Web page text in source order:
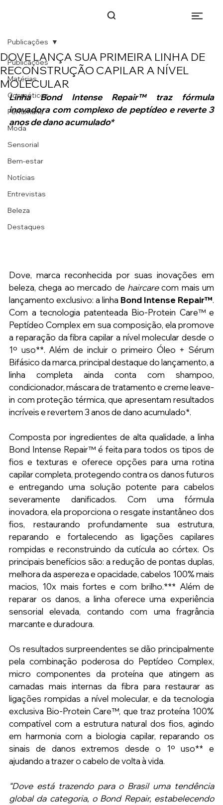
Publicações
Matérias
Cosméticos
Perfumaria
Moda
Sensorial
Bem-estar
Notícias
Entrevistas
Beleza
Destaques
Publicações
DOVE LANÇA SUA PRIMEIRA LINHA DE
RECONSTRUÇÃO CAPILAR A NÍVEL
MOLECULAR
Linha Bond Intense Repair™ traz fórmula
inovadora com complexo de peptídeo e reverte 3
anos de dano acumulado*
Dove, marca reconhecida por suas inovações em
beleza, chega ao mercado de haircare com mais um
lançamento exclusivo: a linha Bond Intense Repair™.
Com a tecnologia patenteada Bio-Protein Care™ e
Peptídeo Complex em sua composição, ela promove
a reparação da fibra capilar a nível molecular desde o
1º uso**. Além de incluir o primeiro Óleo + Sérum
Bifásico da marca, principal destaque do lançamento, a
linha completa ainda conta com shampoo,
condicionador, máscara de tratamento e creme leave-
in com proteção térmica, que apresentam resultados
incríveis e revertem 3 anos de dano acumulado*.
Composta por ingredientes de alta qualidade, a linha
Bond Intense Repair™ é feita para todos os tipos de
fios e texturas e oferece opções para uma rotina
capilar completa, protegendo contra os danos futuros
e entregando uma solução potente para cabelos
severamente danificados. Com uma fórmula
inovadora, ela proporciona o resgate instantâneo dos
fios, restaurando profundamente sua estrutura,
reparando e fortalecendo as ligações capilares
rompidas e reconstruindo da cutícula ao córtex. Os
principais benefícios são: a redução de pontas duplas,
melhora da aspereza e opacidade, cabelos 100% mais
macios, 10x mais fortes e com brilho.*** Além de
reparar os danos, a linha oferece uma experiência
sensorial elevada, contando com uma fragrância
marcante e duradoura.
Os resultados surpreendentes se dão principalmente
pela combinação poderosa do Peptídeo Complex,
micro componentes da proteína que atingem as
camadas mais internas da fibra para restaurar as
ligações rompidas a nível molecular, e da tecnologia
exclusiva Bio-Protein Care™, que traz proteína 100%
compatível com a estrutura natural dos fios, agindo
em harmonia com a biologia capilar, reparando os
sinais de danos extremos desde o 1º uso** e
ajudando a trazer o cabelo de volta à vida.
“Dove está trazendo para o Brasil uma tendência
global da categoria, o Bond Repair, estabelecendo